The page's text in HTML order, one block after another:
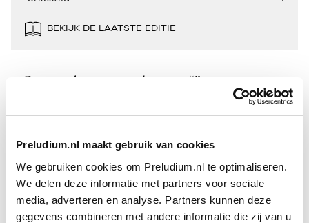
Preludium.nl maakt gebruik van cookies
We gebruiken cookies om Preludium.nl te optimaliseren.
We delen deze informatie met partners voor sociale
media, adverteren en analyse. Partners kunnen deze
gegevens combineren met andere informatie die zij van u
BEKIJK DE LAATSTE EDITIE
Geen resultaten gevonden voor “”.